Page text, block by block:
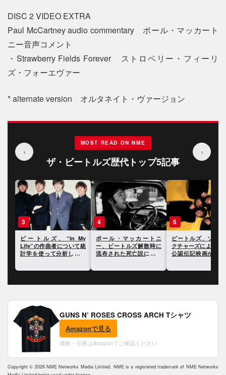
DISC 2 VIDEO EXTRA
Paul McCartney audio commentary ポール・マッカート
ニー音声コメント
・Strawberry Fields Forever ストロベリー・フィーリ
ズ・フォーエヴァー
* alternate version オルタネイト・ヴァージョン
‹
MOST READ ON NME
ザ・ビートルズ歴代トップ5記事
›
トルズ、“In My
の作曲者について統
使って分析した研
4
ポール・マッカートニ
ー、ビートルズ解散時に
流布された死亡説につい
5
ビートルズ、ソニー・ピ
クチャーズによって4本の
公認伝記映画が公開され
GUNS N’ ROSES CROSS ARCH Tシャツ
Amazonで見る
価格・在庫はAmazonでご確認ください
Copyright © 2026 NME Networks Media Limited. NME is a registered trademark of NME Networks